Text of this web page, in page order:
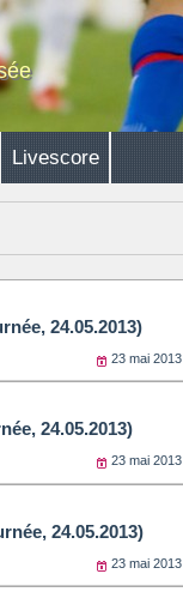
Livescore
24.05.2013)
23 mai 2013
24.05.2013)
23 mai 2013
24.05.2013)
23 mai 2013